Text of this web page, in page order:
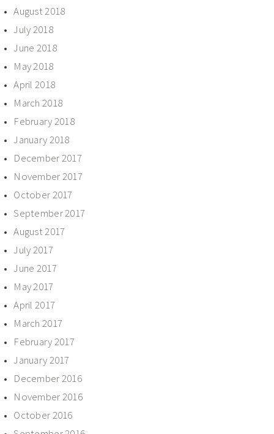
August 2018
July 2018
June 2018
May 2018
April 2018
March 2018
February 2018
January 2018
December 2017
November 2017
October 2017
September 2017
August 2017
July 2017
June 2017
May 2017
April 2017
March 2017
February 2017
January 2017
December 2016
November 2016
October 2016